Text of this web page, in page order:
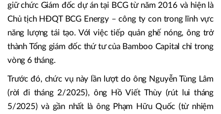
giữ chức Giám đốc dự án tại BCG từ năm 2016 và hiện là
Chủ tịch HĐQT BCG Energy – công ty con trong lĩnh vực
năng lượng tái tạo. Với việc tiếp quản ghế nóng, ông trở
thành Tổng giám đốc thứ tư của Bamboo Capital chỉ trong
vòng 6 tháng.
Trước đó, chức vụ này lần lượt do ông Nguyễn Tùng Lâm
(rời đi tháng 2/2025), ông Hồ Viết Thùy (rút lui tháng
5/2025) và gần nhất là ông Phạm Hữu Quốc (từ nhiệm